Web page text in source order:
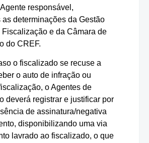
responsável,
determinações da Gestão
Fiscalização e da Câmara de
do CREF.
o fiscalizado se recuse a
o auto de infração ou
o Agentes de
deverá registrar e justificar por
de assinatura/negativa
disponibilizando uma via
lavrado ao fiscalizado, o que